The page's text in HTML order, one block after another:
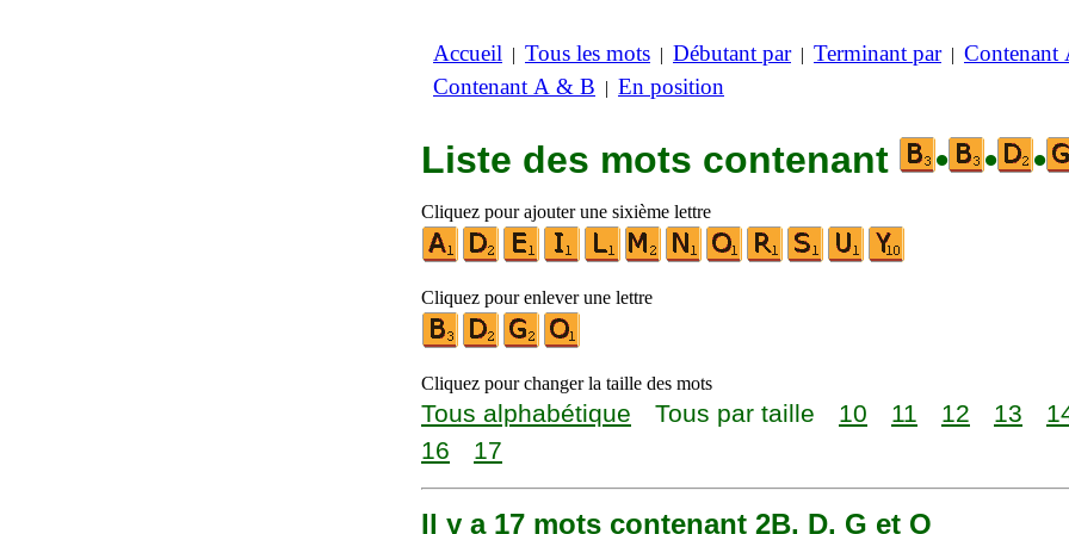
Accueil | Tous les mots | Débutant par| Terminant par| Contenant
Contenant A & B | En position
Liste des mots contenant • • •
Cliquez pour ajouter une sixième lettre
Cliquez pour enlever une lettre
Cliquez pour changer la taille des mots
Tous alphabétique Tous par taille 10 11 12 13
16
17
Il y a 17 mots contenant 2B, D, G et O